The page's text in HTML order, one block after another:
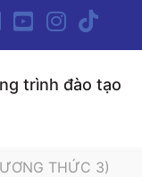
trình đào tạo
THỨC 3)